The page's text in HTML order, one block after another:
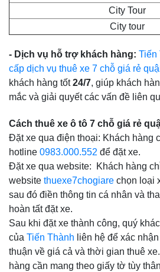
City Tour
City tour
- Dịch vụ hỗ trợ khách hàng: Tiến
cấp dịch vụ thuê xe 7 chỗ giá rẻ
khách hàng tốt24/7, giúp khách
mắc và giải quyết các vấn đề liên
Cách thuê xe ô tô 7 chỗ giá rẻ
Đặt xe qua điện thoại: Khách hàng
hotline 0983.000.552 để đặt xe.
Đặt xe qua website: Khách hàng
website thuexe7chogiare chọn loại
sau đó điền thông tin cá nhân và
hoàn tất đặt xe.
Sau khi đặt xe thành công, quý
của Tiến Thành liên hệ để xác
thuận về giá cả và thời gian thuê
hàng cần mang theo giấy tờ tùy